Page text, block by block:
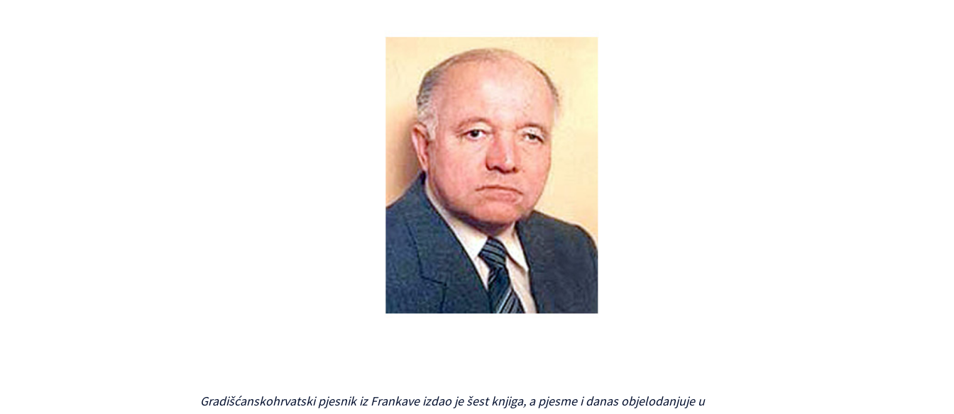
Gradišćanskohrvatski pjesnik iz Frankave izdao je šest knjiga, a pjesme i danas objelodanjuje u